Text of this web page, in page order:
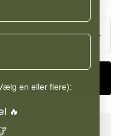
en eller flere):
🔥